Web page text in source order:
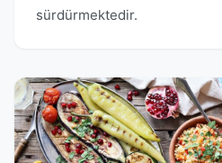
sürdürmektedir.